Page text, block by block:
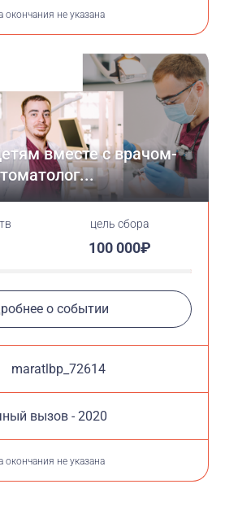
окончания не указана
вместе с врачом-
цель сбора
100 000₽
о событии
maratlbp_72614
вызов - 2020
окончания не указана